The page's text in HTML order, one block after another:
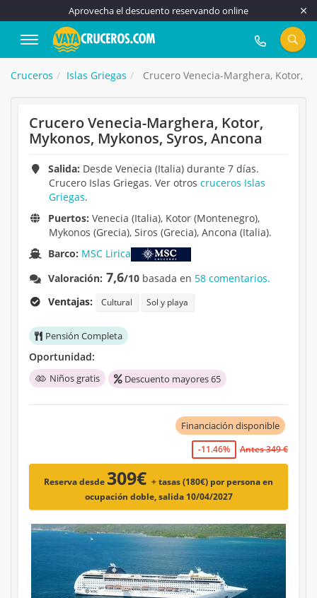
Aprovecha el descuento reservando online
917 815 555
Cruceros Islas Griegas Crucero Venecia-Marghera, Kotor,
Crucero Venecia-Marghera, Kotor,
Mykonos, Mykonos, Syros, Ancona
Salida: Desde Venecia (Italia) durante 7 días.
Crucero Islas Griegas. Ver otros cruceros Islas
Griegas.
Puertos: Venecia (Italia), Kotor (Montenegro),
Mykonos (Grecia), Siros (Grecia), Ancona (Italia).
Barco: MSC Lirica
Valoración: 7,6/10 basada en 58 comentarios.
Ventajas:
Cultural Sol y playa
Pensión Completa
Oportunidad:
Niños gratis Descuento mayores 65
Financiación disponible
-11.46% Antes 349 €
Reserva desde 309€ + tasas (180€) por persona en
ocupación doble, salida 10/04/2027